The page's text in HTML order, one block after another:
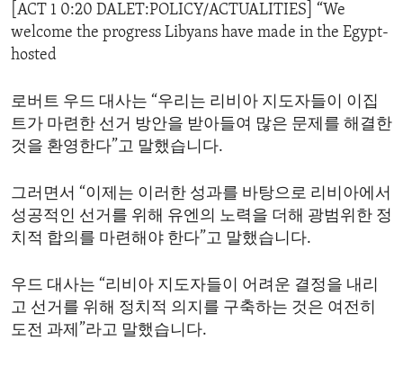
IDEALS AND INSTITUTIONS
[ACT 1 0:20 DALET:POLICY/ACTUALITIES] “We
welcome the progress Libyans have made in the Egypt-
hosted
로버트 우드 대사는 “우리는 리비아 지도자들이 이집
트가 마련한 선거 방안을 받아들여 많은 문제를 해결한
것을 환영한다”고 말했습니다.
그러면서 “이제는 이러한 성과를 바탕으로 리비아에서
성공적인 선거를 위해 유엔의 노력을 더해 광범위한 정
치적 합의를 마련해야 한다”고 말했습니다.
우드 대사는 “리비아 지도자들이 어려운 결정을 내리
고 선거를 위해 정치적 의지를 구축하는 것은 여전히
도전 과제”라고 말했습니다.